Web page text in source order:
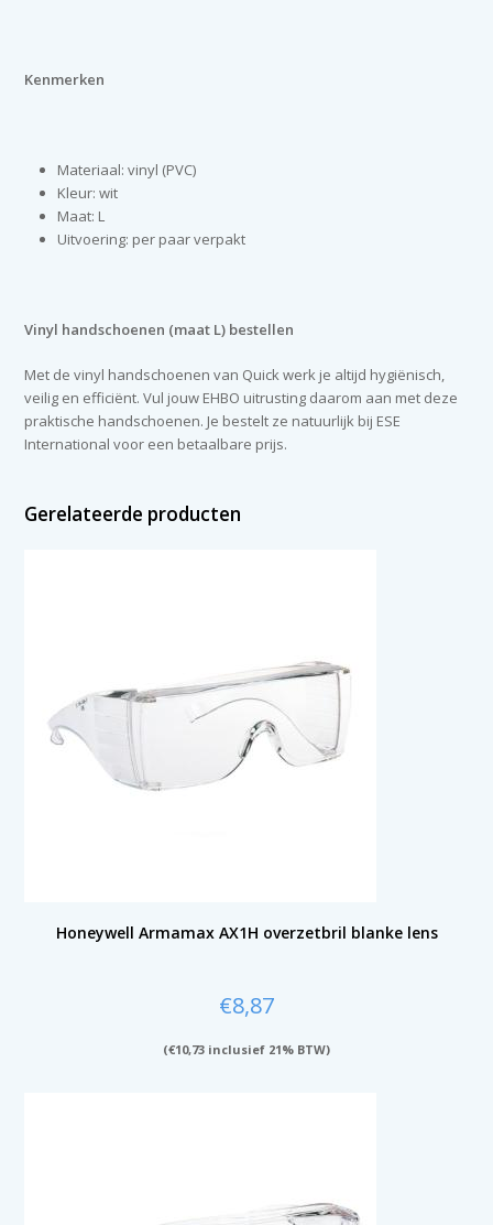
Kenmerken
Materiaal: vinyl (PVC)
Kleur: wit
Maat: L
Uitvoering: per paar verpakt
Vinyl handschoenen (maat L) bestellen
Met de vinyl handschoenen van Quick werk je altijd hygiënisch,
veilig en efficiënt. Vul jouw EHBO uitrusting daarom aan met deze
praktische handschoenen. Je bestelt ze natuurlijk bij ESE
International voor een betaalbare prijs.
Gerelateerde producten
Honeywell Armamax AX1H overzetbril blanke lens
€8,87
(€10,73 inclusief 21% BTW)